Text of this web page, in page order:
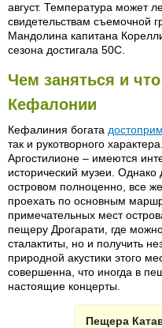
август. Температура может
свидетельствам съемочной
Мандолина капитана
сезона достигала 50С.
Чем заняться и
Кефалонии
Кефалиния богата
так и рукотворного
Аргостилионе – имеются
исторический музеи. Однако
островом полноценно, все
проехать по основным
примечательных мест
пещеру Дрогарати, где
сталактиты, но и получить
природной акустики этого
совершенна, что иногда в
настоящие концерты.
Пещера